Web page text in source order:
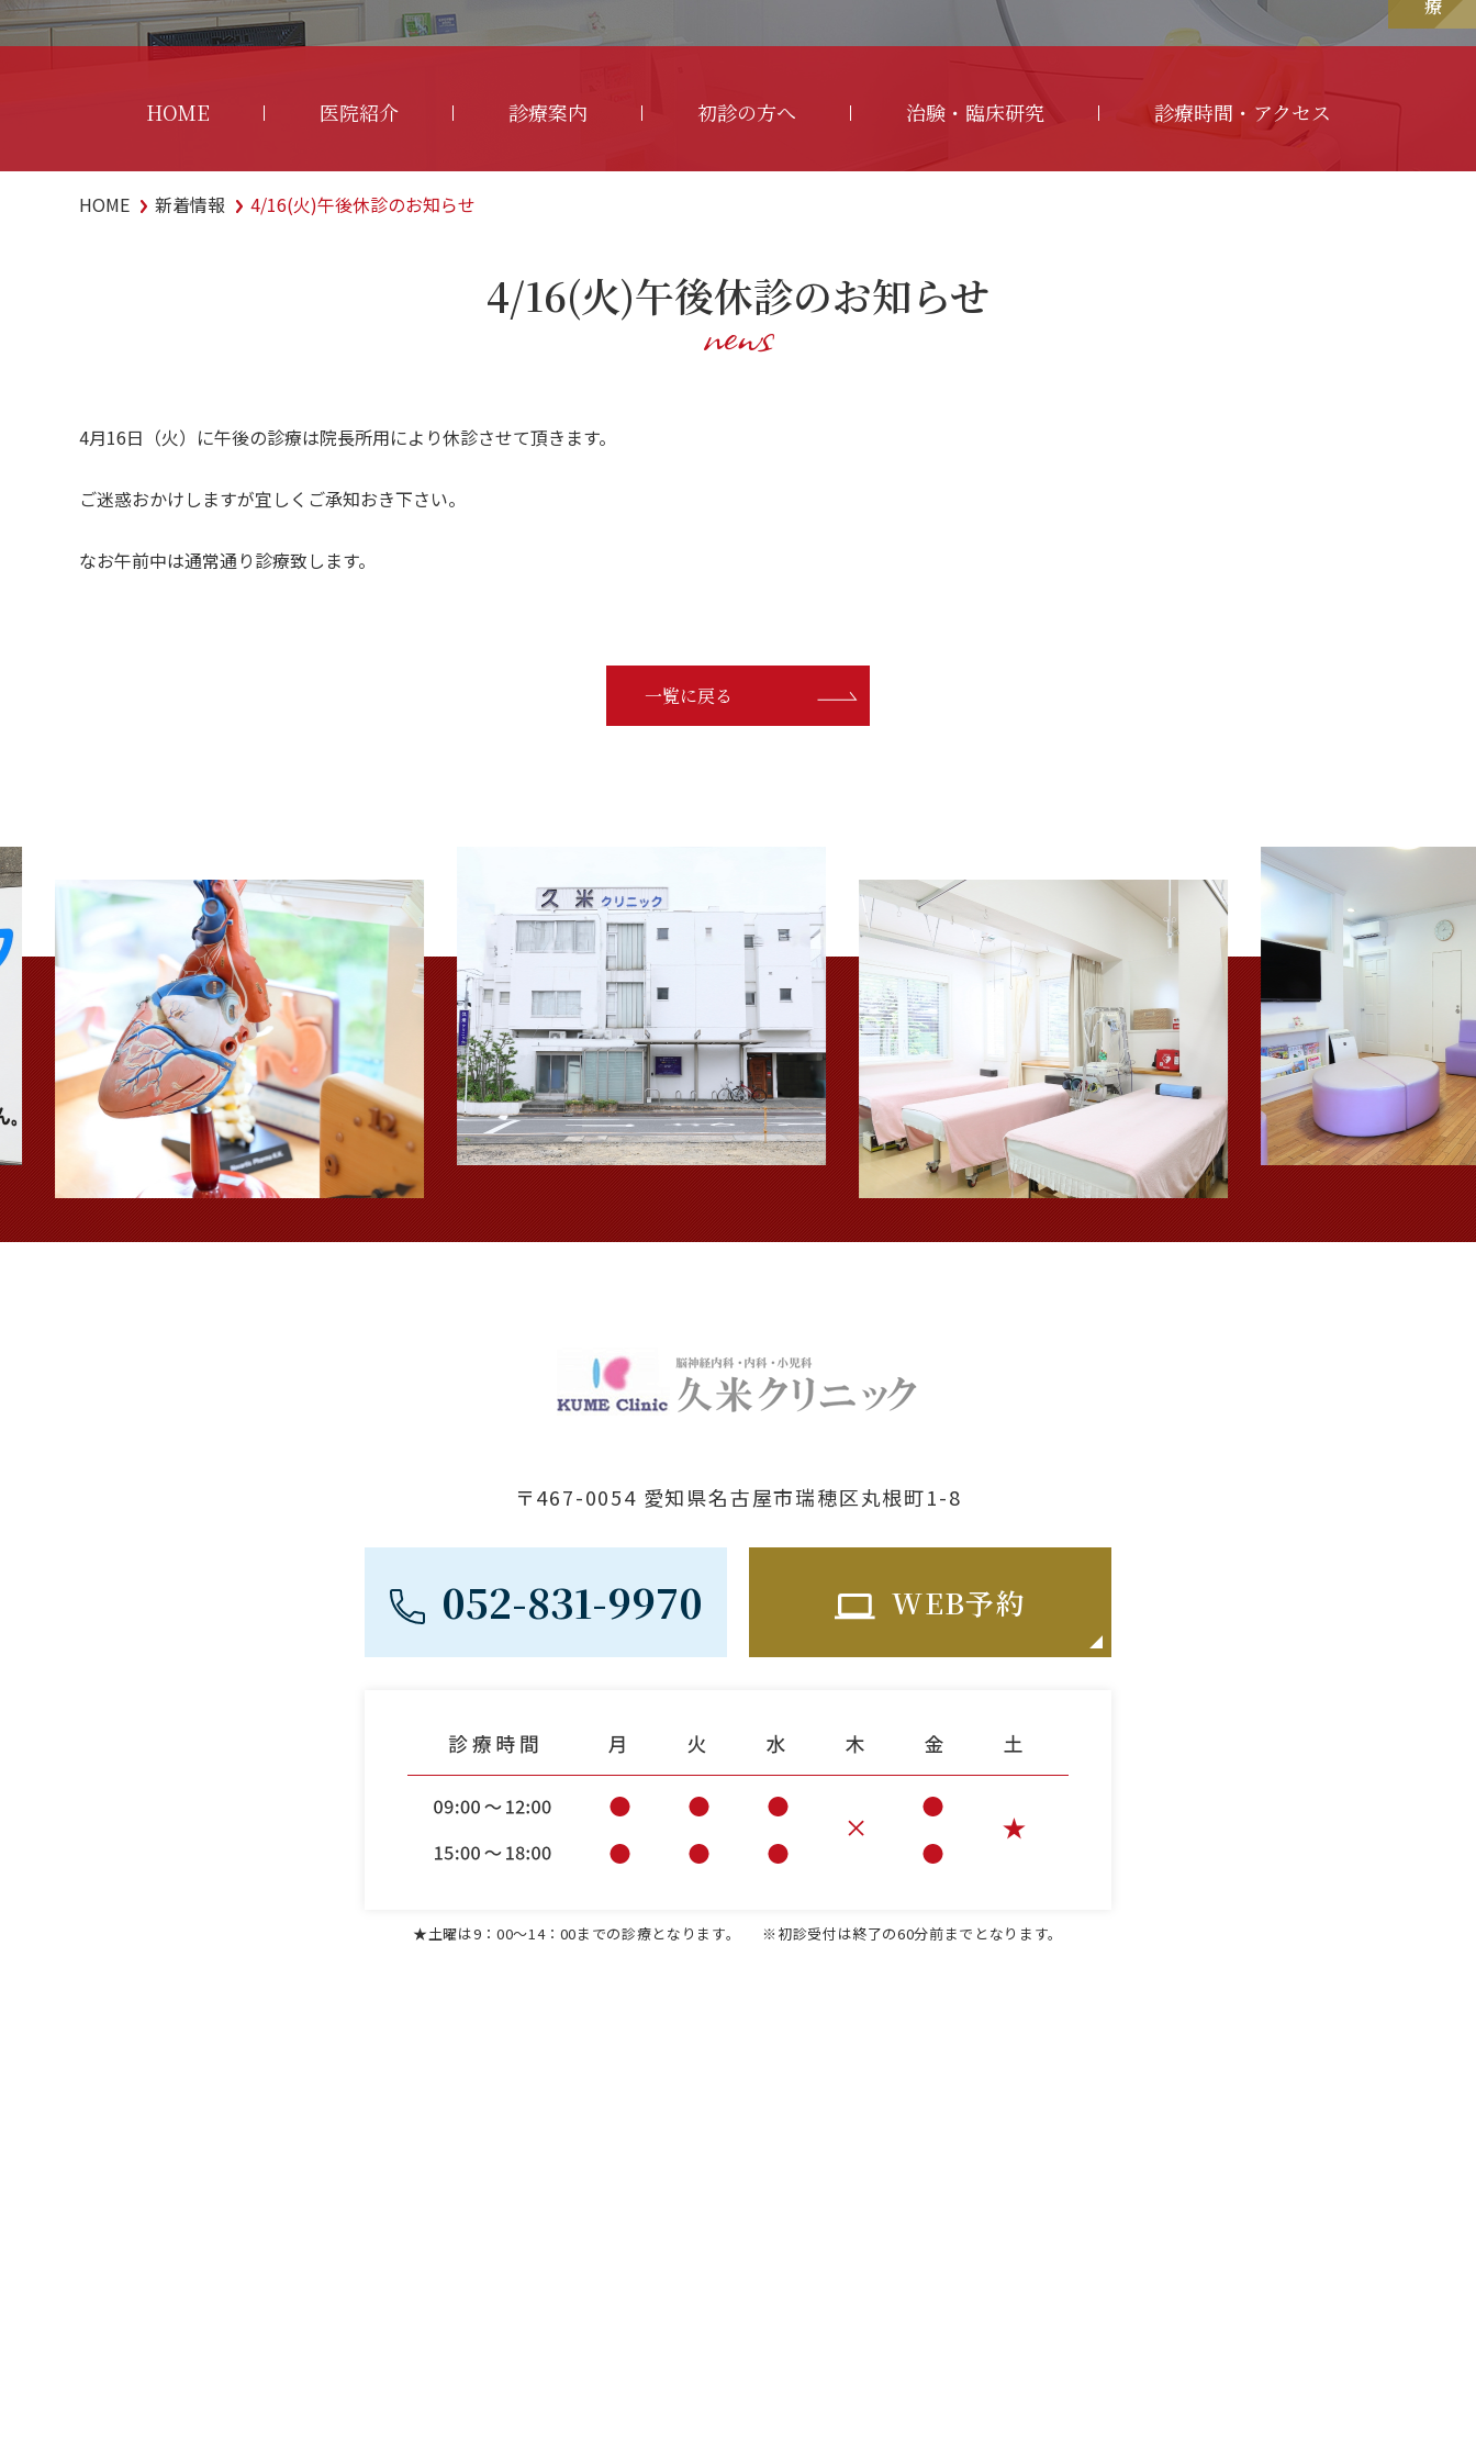
HOME 医院紹介 診療案内 初診の方へ 治験・臨床研究 診療時間・アクセス
HOME 新着情報 4/16(火)午後休診のお知らせ
4/16(火)午後休診のお知らせ
news
4月16日（火）に午後の診療は院長所用により休診させて頂きます。
ご迷惑おかけしますが宜しくご承知おき下さい。
なお午前中は通常通り診療致します。
一覧に戻る
〒467-0054 愛知県名古屋市瑞穂区丸根町1-8
052-831-9970 WEB予約
★土曜は9：00～14：00までの診療となります。 ※初診受付は終了の60分前までとなります。